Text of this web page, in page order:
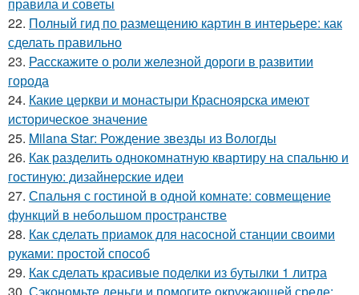
22. Полный гид по размещению картин в интерьере: как
сделать правильно
23. Расскажите о роли железной дороги в развитии
города
24. Какие церкви и монастыри Красноярска имеют
историческое значение
25. Milana Star: Рождение звезды из Вологды
26. Как разделить однокомнатную квартиру на спальню и
гостиную: дизайнерские идеи
27. Спальня с гостиной в одной комнате: совмещение
функций в небольшом пространстве
28. Как сделать приамок для насосной станции своими
руками: простой способ
29. Как сделать красивые поделки из бутылки 1 литра